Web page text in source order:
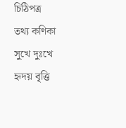
চিঠিপত্র
তথ্য কণিকা
সুখে দুঃখে
হৃদয় বৃত্তি